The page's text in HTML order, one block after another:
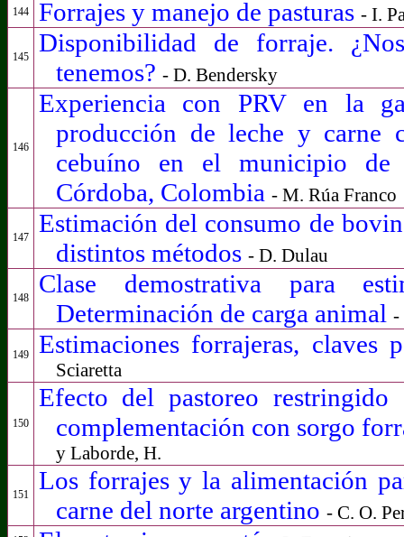
144 Forrajes y manejo de pasturas - I.
145
Disponibilidad de forraje.
tenemos? - D. Bendersky
146
Experiencia con PRV en la
producción de leche y carne
cebuíno en el municipio de
Córdoba, Colombia - M. Rúa Franco
147
Estimación del consumo de
distintos métodos - D. Dulau
148
Clase demostrativa para
Determinación de carga animal -
149 Estimaciones forrajeras,
Sciaretta
150
Efecto del pastoreo
complementación con sorgo
y Laborde, H.
151
Los forrajes y la alimentación
carne del norte argentino - C. O.